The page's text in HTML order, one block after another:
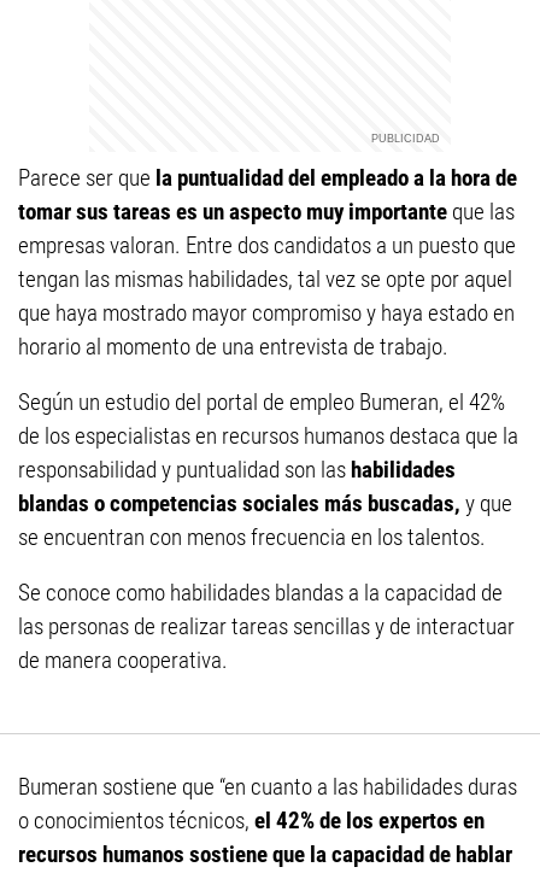
Parece ser que la puntualidad del empleado a la hora de
tomar sus tareas es un aspecto muy importante que las
empresas valoran. Entre dos candidatos a un puesto que
tengan las mismas habilidades, tal vez se opte por aquel
que haya mostrado mayor compromiso y haya estado en
horario al momento de una entrevista de trabajo.
Según un estudio del portal de empleo Bumeran, el 42%
de los especialistas en recursos humanos destaca que la
responsabilidad y puntualidad son lashabilidades
blandas o competencias sociales más buscadas, y que
se encuentran con menos frecuencia en los talentos.
Se conoce como habilidades blandas a la capacidad de
las personas de realizar tareas sencillas y de interactuar
de manera cooperativa.
Bumeran sostiene que “en cuanto a las habilidades duras
o conocimientos técnicos, el 42% de los expertos en
recursos humanos sostiene que la capacidad de hablar